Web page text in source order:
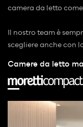
camera da letto come
Il nostro team è
scegliere anche con
Camere da letto